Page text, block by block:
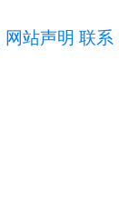
网站声明 联系